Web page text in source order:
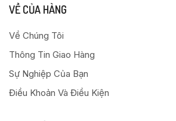
VỀ CỦA HÀNG
Về Chúng Tôi
Thông Tin Giao Hàng
Sự Nghiệp Của Bạn
Điều Khoản Và Điều Kiện